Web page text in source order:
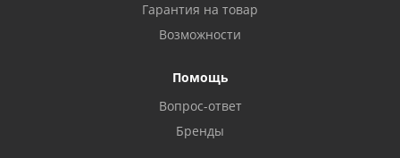
Гарантия на товар
Возможности
Помощь
Вопрос-ответ
Бренды